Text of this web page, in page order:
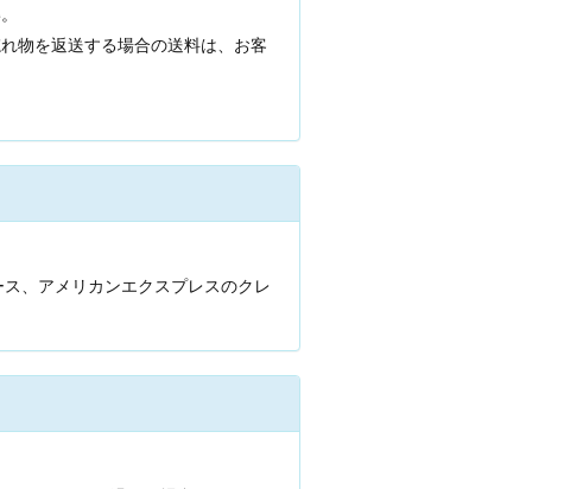
物を返送する場合の送料は、お客
、アメリカンエクスプレスのクレ